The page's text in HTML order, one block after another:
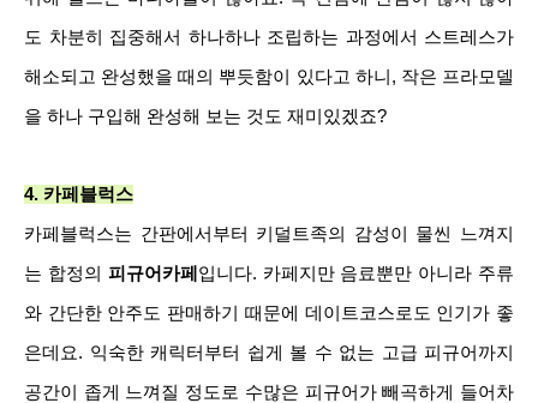
도 차분히 집중해서 하나하나 조립하는 과정에서 스트레스가
해소되고 완성했을 때의 뿌듯함이 있다고 하니, 작은 프라모델
을 하나 구입해 완성해 보는 것도 재미있겠죠?
4. 카페블럭스
카페블럭스는 간판에서부터 키덜트족의 감성이 물씬 느껴지
는 합정의 피규어카페 입니다. 카페지만 음료뿐만 아니라 주류
와 간단한 안주도 판매하기 때문에 데이트코스로도 인기가 좋
은데요. 익숙한 캐릭터부터 쉽게 볼 수 없는 고급 피규어까지
공간이 좁게 느껴질 정도로 수많은 피규어가 빼곡하게 들어차